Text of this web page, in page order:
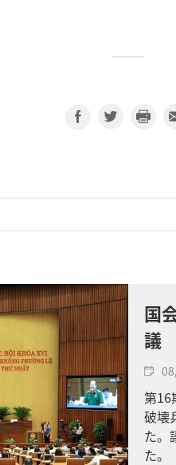
国
議
第16
破壊
た。
た。